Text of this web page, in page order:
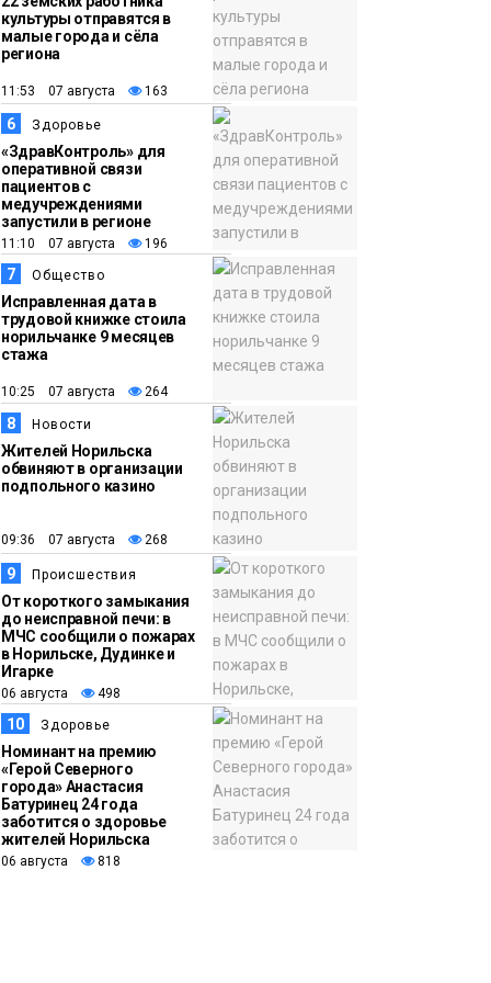
культуры отправятся в
малые города и сёла
региона
11:53 07 августа 163
6 Здоровье
«ЗдравКонтроль» для
оперативной связи
пациентов с
медучреждениями
запустили в регионе
11:10 07 августа 196
7 Общество
Исправленная дата в
трудовой книжке стоила
норильчанке 9 месяцев
стажа
10:25 07 августа 264
8 Новости
Жителей Норильска
обвиняют в организации
подпольного казино
09:36 07 августа 268
9 Происшествия
От короткого замыкания
до неисправной печи: в
МЧС сообщили о пожарах
в Норильске, Дудинке и
Игарке
06 августа 498
10 Здоровье
Номинант на премию
«Герой Северного
города» Анастасия
Батуринец 24 года
заботится о здоровье
жителей Норильска
06 августа 818